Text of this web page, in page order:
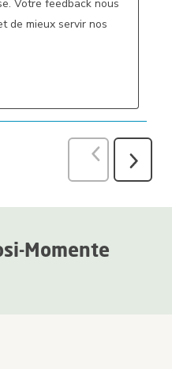
Momente
Votre feedback nous
de mieux servir nos
Zurück
Weiter